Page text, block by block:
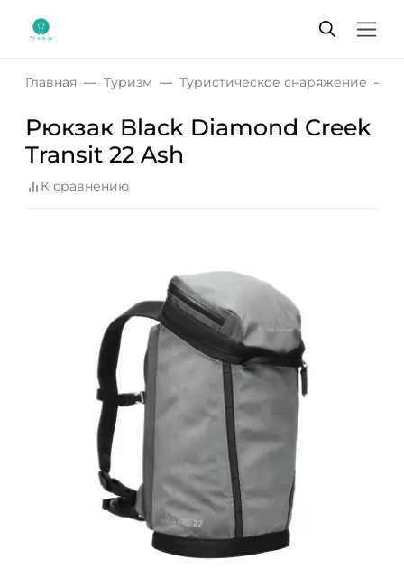
Главная Туризм Туристическое снаряжение
Рюкзак Black Diamond Creek
Transit 22 Ash
К сравнению